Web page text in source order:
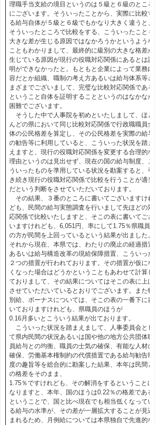
理職手当支給の境目というのは５級と６級のところ
にございます。そういったことから、実際に比較す
る給与自体が５級と６級でもかなり大きく違うと、
そういったところで比較をする、こういったことも
大きな差が生じる原因ではなかろうかというような
こともわかりまして、最終的に級別の大きな格差が
生じている原因が現行の役職対応関係にあるとは証
明ができなかったと。もともと企業によって業務内
容だとか組織、職制の考え方あるいは給与体系等さ
まざまでございまして、完璧な比較対応関係である
ということ自体を証明することというのはなかなか
困難でございます。
そうした中で人事院を初めといたしまして、ほと
んどの県において同じ比較対応関係で行政職職員全
体の公民格差を算定し、その公民格差を実際の給与
の勧告等に利用していると、こういった状況を踏ま
えますと、現行の役職対応関係を変更する合理的な
理由というのは見出せず、現在の国の給与制度、こ
ういったものを準用している状況を勘案すると、引
き続き現行の役職対応関係で比較を行うことが適当
だという判断をさせていただいております。
その結果、３番のところに書いてございますけれ
ども、民間の給与実態調査を行いまして先ほどの対
応関係で比較いたしますと、そこの表に書いてござ
いますけれども、6,051円、率にして1.75％県職員
の方が民間を上回っているという結果が出ました。
それから現在、本県では、わたりの廃止の経過措置
あるいは給与構造改革の現給保障措置、こういった
２つの措置が行われております。その措置が仮にな
くなった場合はどうかということもあわせて計算し
ておりまして、その結果についてはそこの表に上げ
させていただいているとおりでございます。また特
別給、ボーナスについては、そこの表の一番下に書
いておりますけれども、県職員のほうが
0.16月多いとこういう結果が出ております。
こういった状況を踏まえまして、人事委員会とし
て県内民間の状況あるいは国や他の地方公共団体職
員給与との均衡、職員の士気の確保、有能な人材の
確保、労働基本権制約の代償措置である給与勧告制
度の趣旨等を総合的に勘案した結果、本年は民間と
の格差をそのまま、
1.75％ですけれども、その解消をするということに
なりますと、本年、国のほうは0.22％の格差である
ということで、国と比べ現在でも相当低くなってい
る給与の水準が、その差が一層拡大することが見込
まれるため、月例給については本県独自で先進的な